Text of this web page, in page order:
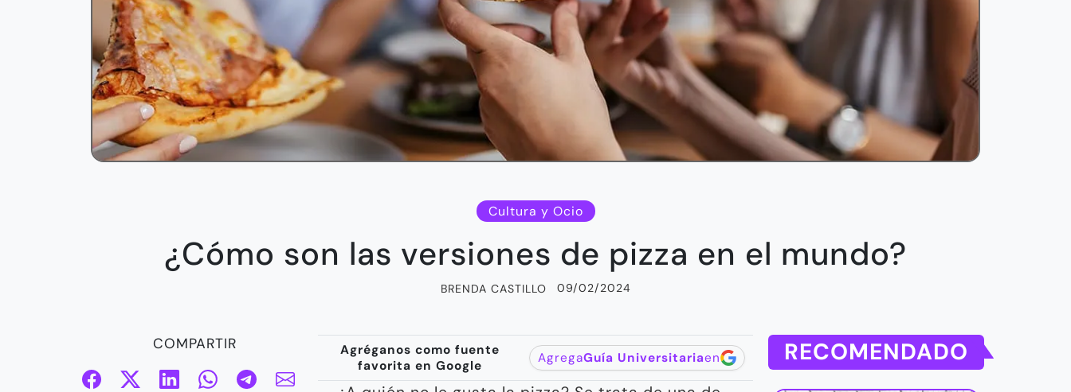
Cultura y Ocio
¿Cómo son las versiones de pizza en el mundo?
BRENDA CASTILLO 09/02/2024
COMPARTIR
Agréganos como fuente
favorita en Google
AgregaGuía Universitariaen RECOMENDADO